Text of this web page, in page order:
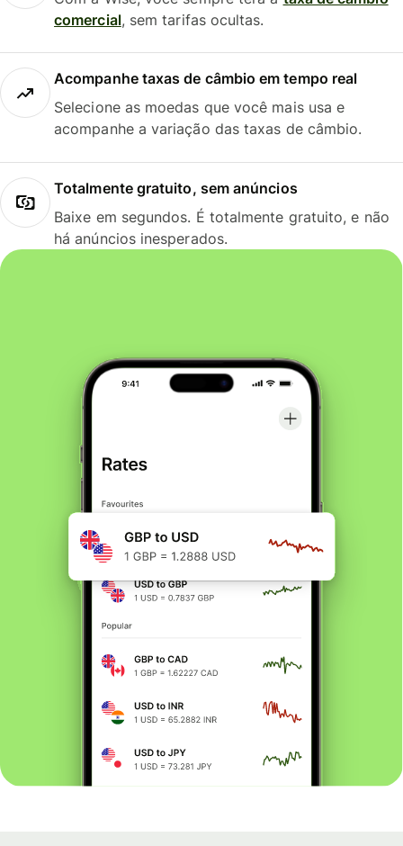
comercial, sem tarifas ocultas.
Acompanhe taxas de câmbio em tempo real
Selecione as moedas que você mais usa e
acompanhe a variação das taxas de câmbio.
Totalmente gratuito, sem anúncios
Baixe em segundos. É totalmente gratuito, e não
há anúncios inesperados.